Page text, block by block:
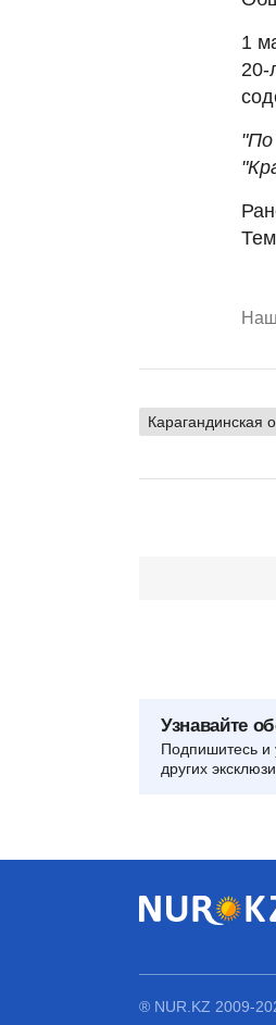
1
20-
"По
Карагандинская
Узнавайте
Подпишитесь и
других
® NUR.KZ 2009-